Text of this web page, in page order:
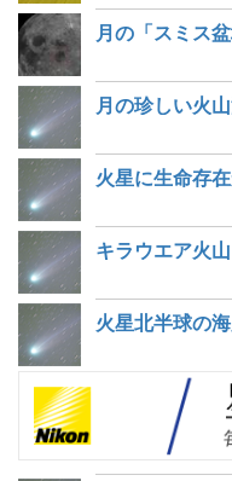
月の「スミス
月の珍しい火
火星に生命存
火星北半球の